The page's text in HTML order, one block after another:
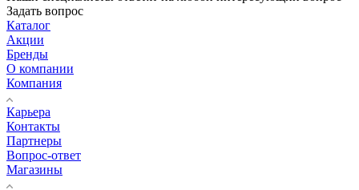
Задать вопрос
Каталог
Акции
Бренды
О компании
Компания
Карьера
Контакты
Партнеры
Вопрос-ответ
Магазины